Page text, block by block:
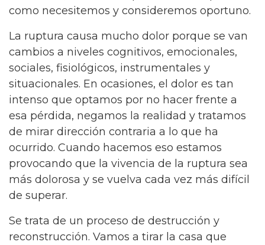
como necesitemos y consideremos oportuno.
La ruptura causa mucho dolor porque se van
cambios a niveles cognitivos, emocionales,
sociales, fisiológicos, instrumentales y
situacionales. En ocasiones, el dolor es tan
intenso que optamos por no hacer frente a
esa pérdida, negamos la realidad y tratamos
de mirar dirección contraria a lo que ha
ocurrido. Cuando hacemos eso estamos
provocando que la vivencia de la ruptura sea
más dolorosa y se vuelva cada vez más difícil
de superar.
Se trata de un proceso de destrucción y
reconstrucción. Vamos a tirar la casa que